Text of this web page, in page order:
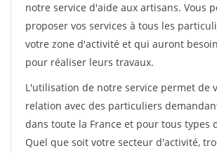
notre service d'aide aux artisans. Vous
proposer vos services à tous les
votre zone d'activité et qui auront
pour réaliser leurs travaux.
L'utilisation de notre service permet de
relation avec des particuliers
dans toute la France et pour tous types
Quel que soit votre secteur d'activité,